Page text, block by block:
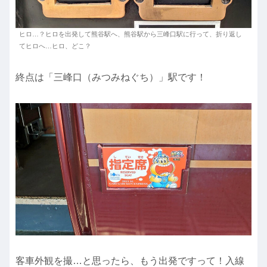
ヒロ…？ヒロを出発して熊谷駅へ、熊谷駅から三峰口駅に行って、折り返し
てヒロへ…ヒロ、どこ？
終点は「三峰口（みつみねぐち）」駅です！
客車外観を撮…と思ったら、もう出発ですって！入線